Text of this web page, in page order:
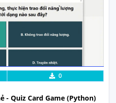
Xem Thực Tế
0
- Quiz Card Game (Python)